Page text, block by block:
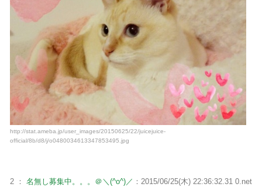
http://stat.ameba.jp/user_images/20150625/22/juicejuice-
official/8b/d8/j/o0480034613347853495.jpg
2 ： 名無し募集中。。。＠＼(^o^)／ ：2015/06/25(木) 22:36:32.31 0.net